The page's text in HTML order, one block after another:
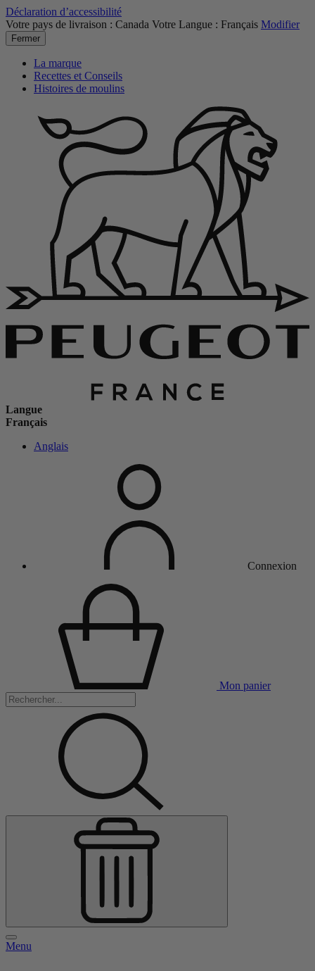
Déclaration d’accessibilité
Votre pays de livraison : Canada Votre Langue : Français Modifier
Fermer
La marque
Recettes et Conseils
Histoires de moulins
Langue
Français
Anglais
Connexion
Mon panier
Menu